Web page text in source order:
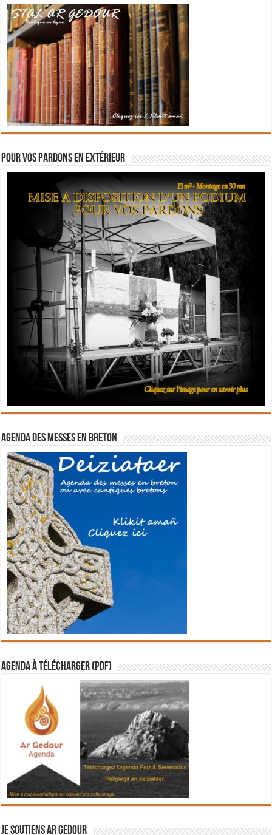
Pour vos pardons en extérieur
Agenda des messes en breton
Agenda à télécharger (PDF)
Je soutiens Ar Gedour